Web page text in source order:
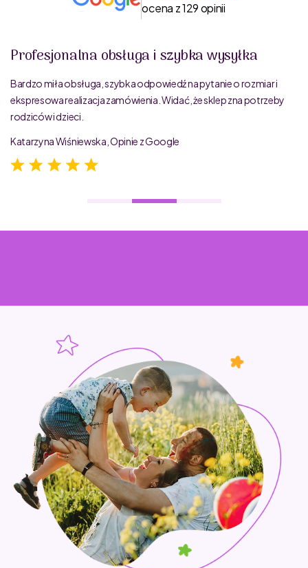
ocena z 129 opinii
Profesjonalna obsługa i szybka wysyłka
Bardzo miła obsługa, szybka odpowiedź na pytanie o rozmiar i
ekspresowa realizacja zamówienia. Widać, że sklep zna potrzeby
rodziców i dzieci.
Katarzyna Wiśniewska, Opinie z Google